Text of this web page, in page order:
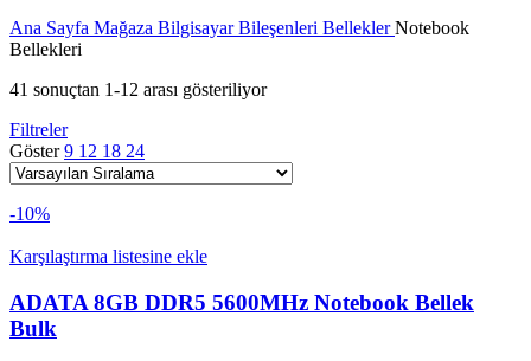
Ana Sayfa Mağaza Bilgisayar Bileşenleri BelleklerNotebook
Bellekleri
41 sonuçtan 1-12 arası gösteriliyor
Filtreler
Göster9 12 18 24
-10%
Karşılaştırma listesine ekle
ADATA 8GB DDR5 5600MHz Notebook Bellek
Bulk